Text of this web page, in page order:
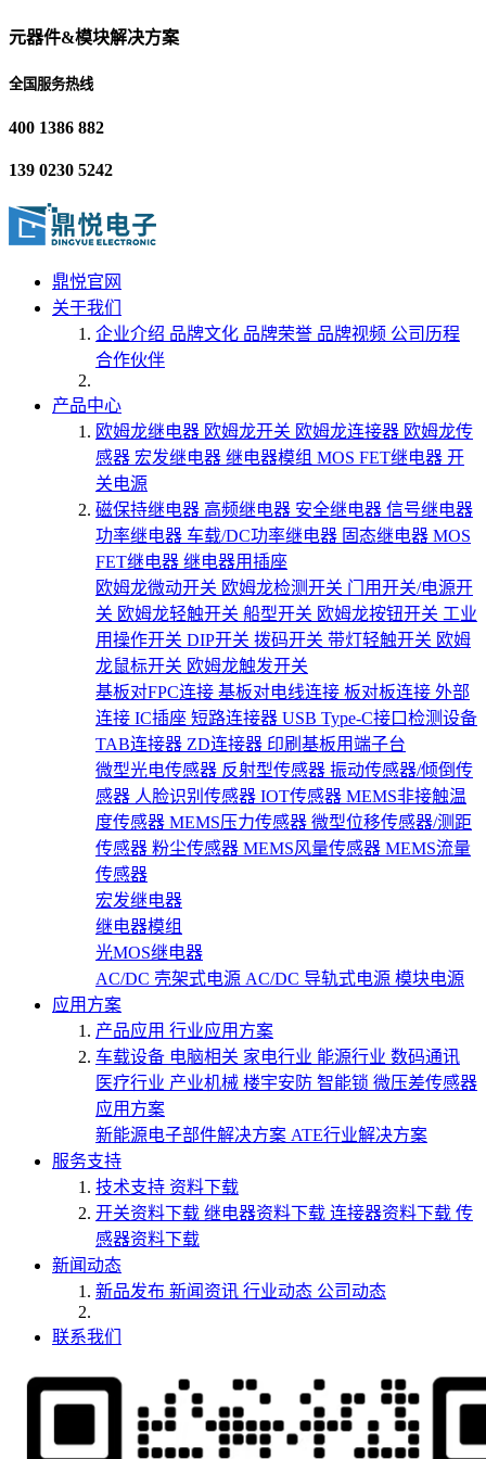
元器件&模块解决方案
全国服务热线
400 1386 882
139 0230 5242
鼎悦官网
关于我们
企业介绍 品牌文化 品牌荣誉 品牌视频 公司历程
合作伙伴
产品中心
欧姆龙继电器 欧姆龙开关 欧姆龙连接器 欧姆龙传
感器 宏发继电器 继电器模组 MOS FET继电器 开
关电源
磁保持继电器 高频继电器 安全继电器 信号继电器
功率继电器 车载/DC功率继电器 固态继电器 MOS
FET继电器 继电器用插座
欧姆龙微动开关 欧姆龙检测开关 门用开关/电源开
关 欧姆龙轻触开关 船型开关 欧姆龙按钮开关 工业
用操作开关 DIP开关 拨码开关 带灯轻触开关 欧姆
龙鼠标开关 欧姆龙触发开关
基板对FPC连接 基板对电线连接 板对板连接 外部
连接 IC插座 短路连接器 USB Type-C接口检测设备
TAB连接器 ZD连接器 印刷基板用端子台
微型光电传感器 反射型传感器 振动传感器/倾倒传
感器 人脸识别传感器 IOT传感器 MEMS非接触温
度传感器 MEMS压力传感器 微型位移传感器/测距
传感器 粉尘传感器 MEMS风量传感器 MEMS流量
传感器
宏发继电器
继电器模组
光MOS继电器
AC/DC 壳架式电源 AC/DC 导轨式电源 模块电源
应用方案
产品应用 行业应用方案
车载设备 电脑相关 家电行业 能源行业 数码通讯
医疗行业 产业机械 楼宇安防 智能锁 微压差传感器
应用方案
新能源电子部件解决方案 ATE行业解决方案
服务支持
技术支持 资料下载
开关资料下载 继电器资料下载 连接器资料下载 传
感器资料下载
新闻动态
新品发布 新闻资讯 行业动态 公司动态
联系我们